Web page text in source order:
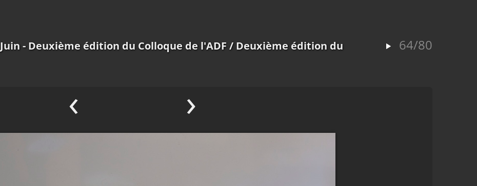
64/80
Juin - Deuxième édition du Colloque de l'ADF / Deuxième édition du
‹ ›